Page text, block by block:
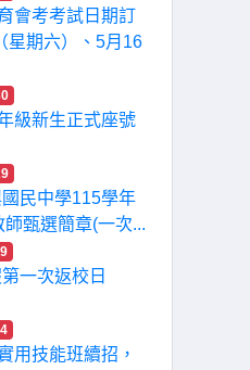
會考考試日期訂
星期六）、5月16
級新生正式座號
民中學115學年
甄選簡章(一次...
一次返校日
用技能班續招，